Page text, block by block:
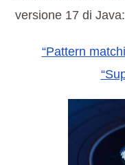
versione 17 di Java:
“Pattern